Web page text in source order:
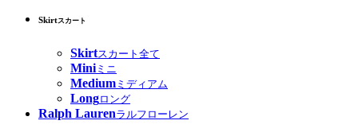
Skirtスカート
Skirtスカート全て
Miniミニ
Medium ミディアム
Longロング
Ralph Laurenラルフローレン